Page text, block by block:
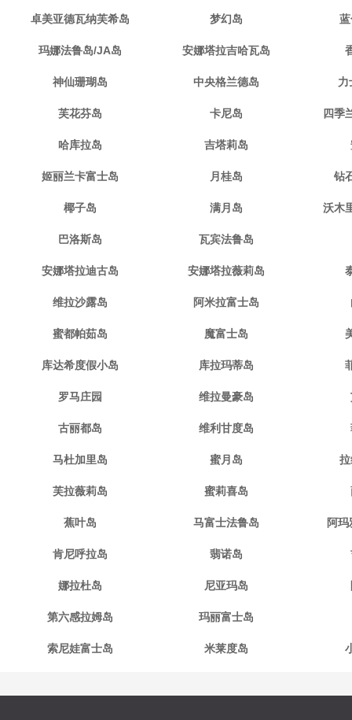
卓美亚德瓦纳芙希岛 梦幻岛
玛娜法鲁岛/JA岛 安娜塔拉吉哈瓦岛
神仙珊瑚岛 中央格兰德岛 力
芙花芬岛 卡尼岛 四季
哈库拉岛 吉塔莉岛
姬丽兰卡富士岛 月桂岛 钻
椰子岛 满月岛 沃木
巴洛斯岛 瓦宾法鲁岛
安娜塔拉迪古岛 安娜塔拉薇莉岛
维拉沙露岛 阿米拉富士岛
蜜都帕茹岛 魔富士岛
库达希度假小岛 库拉玛蒂岛
罗马庄园 维拉曼豪岛
古丽都岛 维利甘度岛
马杜加里岛 蜜月岛
芙拉薇莉岛 蜜莉喜岛
蕉叶岛 马富士法鲁岛 阿
肯尼呼拉岛 翡诺岛
娜拉杜岛 尼亚玛岛
第六感拉姆岛 玛丽富士岛
索尼娃富士岛 米莱度岛